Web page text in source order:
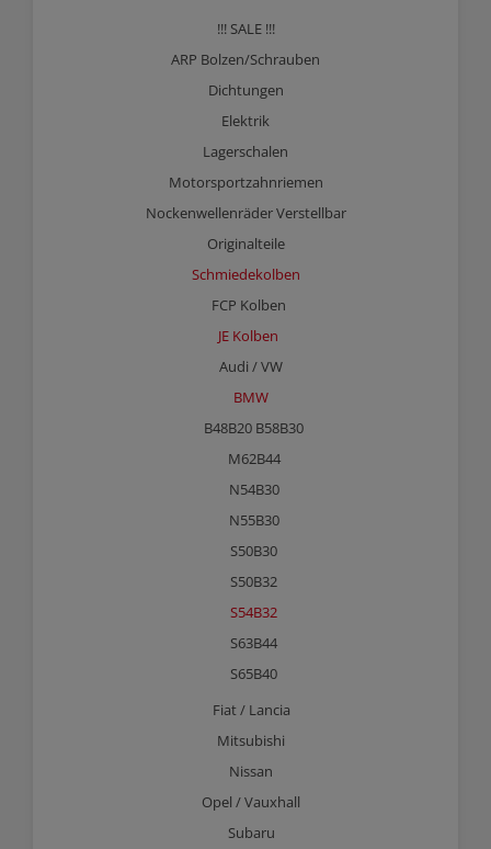
!!! SALE !!!
ARP Bolzen/Schrauben
Dichtungen
Elektrik
Lagerschalen
Motorsportzahnriemen
Nockenwellenräder Verstellbar
Originalteile
Schmiedekolben
FCP Kolben
JE Kolben
Audi / VW
BMW
B48B20 B58B30
M62B44
N54B30
N55B30
S50B30
S50B32
S54B32
S63B44
S65B40
Fiat / Lancia
Mitsubishi
Nissan
Opel / Vauxhall
Subaru